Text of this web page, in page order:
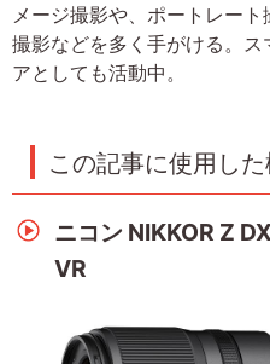
メージ撮影や、ポートレー
撮影などを多く手がける。
アとしても活動中。
この記事に使用し
ニコン NIKKOR Z
VR